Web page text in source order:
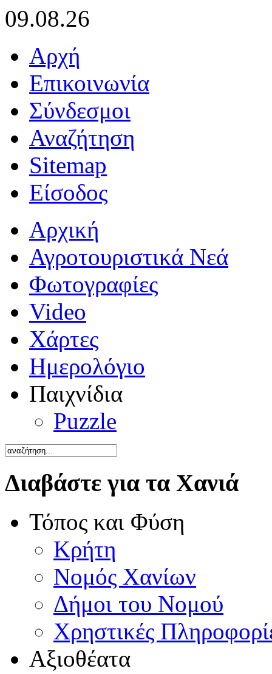
09.08.26
Αρχή
Επικοινωνία
Σύνδεσμοι
Αναζήτηση
Sitemap
Είσοδος
Αρχική
Αγροτουριστικά Νεά
Φωτογραφίες
Video
Χάρτες
Ημερολόγιο
Παιχνίδια
Puzzle
Διαβάστε για τα Χανιά
Τόπος και Φύση
Κρήτη
Νομός Χανίων
Δήμοι του Νομού
Χρηστικές
Αξιοθέατα